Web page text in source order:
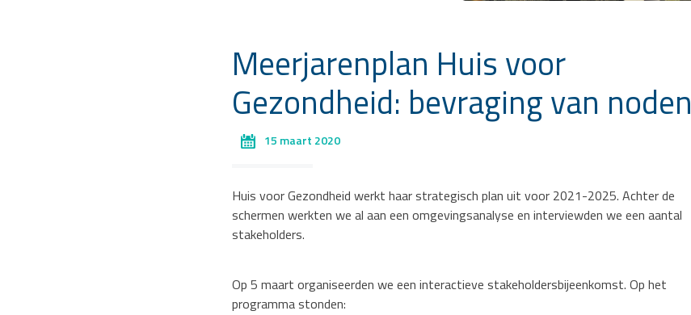
Meerjarenplan Huis voor
Gezondheid: bevraging van noden
15 maart 2020
Huis voor Gezondheid werkt haar strategisch plan uit voor 2021-2025. Achter de
schermen werkten we al aan een omgevingsanalyse en interviewden we een aantal
stakeholders.
Op 5 maart organiseerden we een interactieve stakeholdersbijeenkomst. Op het
programma stonden: